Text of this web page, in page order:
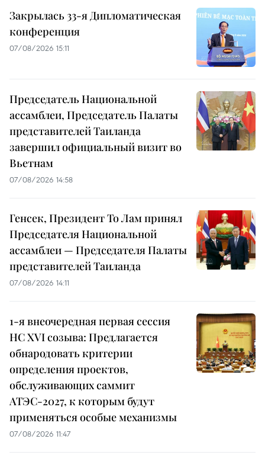
Закрылась 33-я Дипломатическая
конференция
07/08/2026 15:11
Председатель Национальной
ассамблеи, Председатель Палаты
представителей Таиланда
завершил официальный визит во
Вьетнам
07/08/2026 14:58
Генсек, Президент То Лам принял
Председателя Национальной
ассамблеи — Председателя Палаты
представителей Таиланда
07/08/2026 14:11
1-я внеочередная первая сессия
НС XVI созыва: Предлагается
обнародовать критерии
определения проектов,
обслуживающих саммит
АТЭС-2027, к которым будут
применяться особые механизмы
07/08/2026 11:47